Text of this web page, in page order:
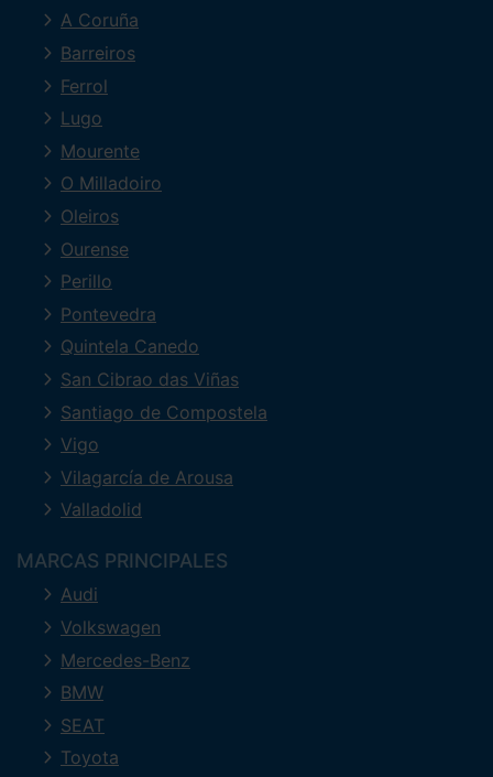
A Coruña
Barreiros
Ferrol
Lugo
Mourente
O Milladoiro
Oleiros
Ourense
Perillo
Pontevedra
Quintela Canedo
San Cibrao das Viñas
Santiago de Compostela
Vigo
Vilagarcía de Arousa
Valladolid
MARCAS PRINCIPALES
Audi
Volkswagen
Mercedes-Benz
BMW
SEAT
Toyota